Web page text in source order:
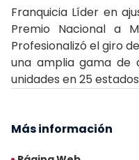
Franquicia Líder en
Premio Nacional a
Profesionalizó el giro
una amplia gama de
unidades en 25
Más información